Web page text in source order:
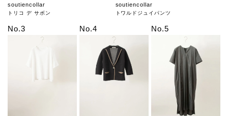
soutiencollar
トリコ デ サボン
soutiencollar
トワルドジュイパンツ
No.3 No.4 No.5